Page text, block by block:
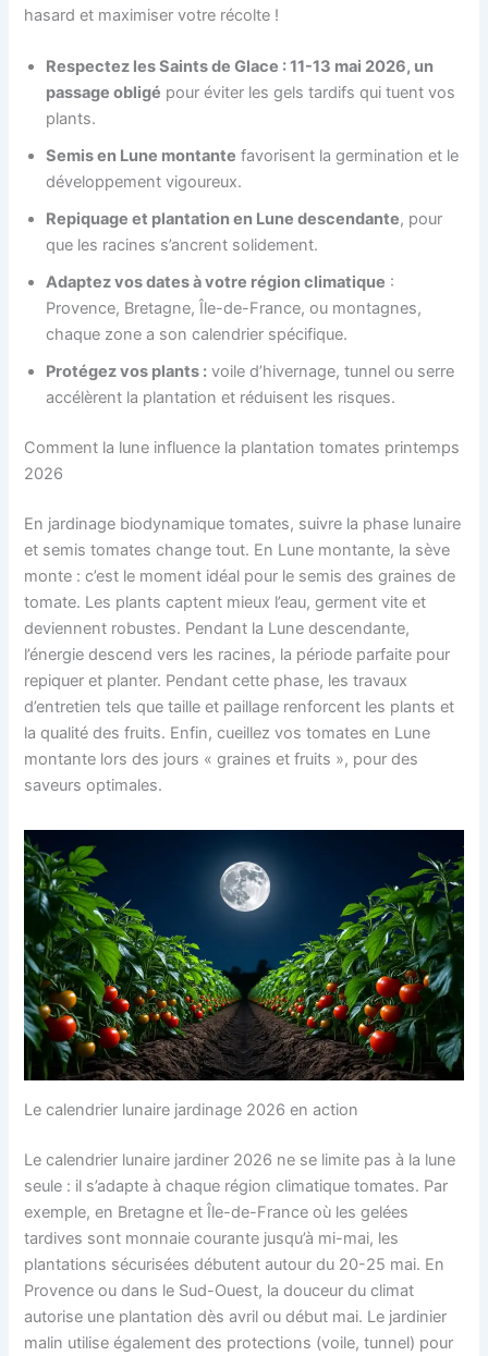
hasard et maximiser votre récolte !
Respectez les Saints de Glace : 11-13 mai 2026, un
passage obligé pour éviter les gels tardifs qui tuent vos
plants.
Semis en Lune montante favorisent la germination et le
développement vigoureux.
Repiquage et plantation en Lune descendante, pour
que les racines s’ancrent solidement.
Adaptez vos dates à votre région climatique :
Provence, Bretagne, Île-de-France, ou montagnes,
chaque zone a son calendrier spécifique.
Protégez vos plants : voile d’hivernage, tunnel ou serre
accélèrent la plantation et réduisent les risques.
Comment la lune influence la plantation tomates printemps
2026
En jardinage biodynamique tomates, suivre la phase lunaire
et semis tomates change tout. En Lune montante, la sève
monte : c’est le moment idéal pour le semis des graines de
tomate. Les plants captent mieux l’eau, germent vite et
deviennent robustes. Pendant la Lune descendante,
l’énergie descend vers les racines, la période parfaite pour
repiquer et planter. Pendant cette phase, les travaux
d’entretien tels que taille et paillage renforcent les plants et
la qualité des fruits. Enfin, cueillez vos tomates en Lune
montante lors des jours « graines et fruits », pour des
saveurs optimales.
Le calendrier lunaire jardinage 2026 en action
Le calendrier lunaire jardiner 2026 ne se limite pas à la lune
seule : il s’adapte à chaque région climatique tomates. Par
exemple, en Bretagne et Île-de-France où les gelées
tardives sont monnaie courante jusqu’à mi-mai, les
plantations sécurisées débutent autour du 20-25 mai. En
Provence ou dans le Sud-Ouest, la douceur du climat
autorise une plantation dès avril ou début mai. Le jardinier
malin utilise également des protections (voile, tunnel) pour